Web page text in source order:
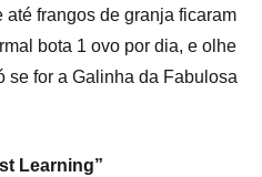
frangos de granja ficaram
bota 1 ovo por dia, e olhe
se for a Galinha da Fabulosa
Learning”